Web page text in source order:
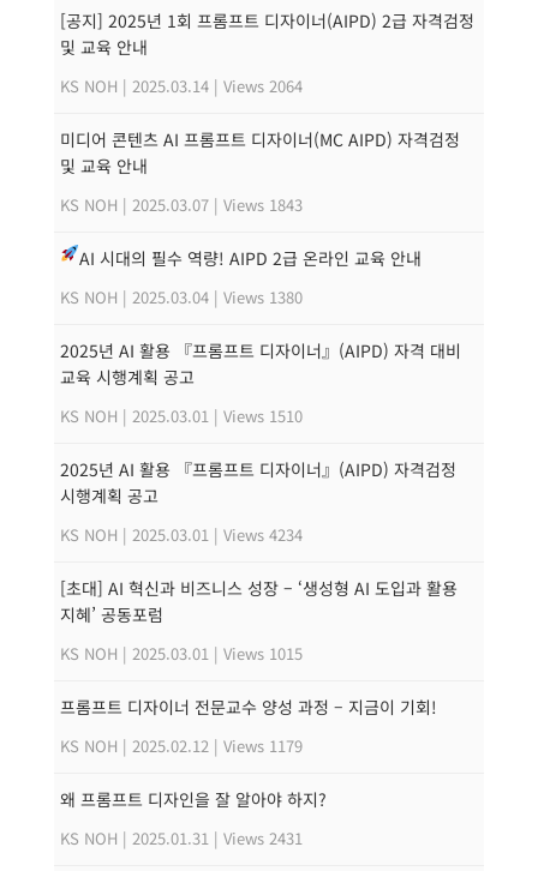
[공지] 2025년 1회 프롬프트 디자이너(AIPD) 2급 자격검정
및 교육 안내
KS NOH | 2025.03.14 | Views 2064
미디어 콘텐츠 AI 프롬프트 디자이너(MC AIPD) 자격검정
및 교육 안내
KS NOH | 2025.03.07 | Views 1843
AI 시대의 필수 역량! AIPD 2급 온라인 교육 안내
KS NOH | 2025.03.04 | Views 1380
2025년 AI 활용 『프롬프트 디자이너』(AIPD) 자격 대비
교육 시행계획 공고
KS NOH | 2025.03.01 | Views 1510
2025년 AI 활용 『프롬프트 디자이너』(AIPD) 자격검정
시행계획 공고
KS NOH | 2025.03.01 | Views 4234
[초대] AI 혁신과 비즈니스 성장 – ‘생성형 AI 도입과 활용
지혜’ 공동포럼
KS NOH | 2025.03.01 | Views 1015
프롬프트 디자이너 전문교수 양성 과정 – 지금이 기회!
KS NOH | 2025.02.12 | Views 1179
왜 프롬프트 디자인을 잘 알아야 하지?
KS NOH | 2025.01.31 | Views 2431